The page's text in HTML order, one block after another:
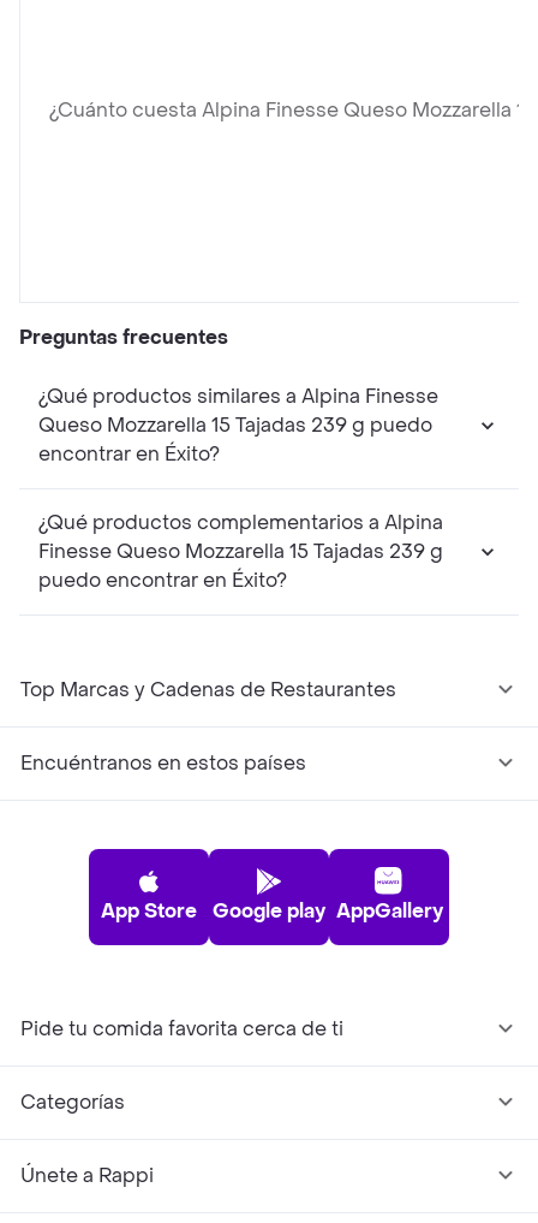
¿Cuánto cuesta Alpina Finesse Queso Mozzarella
Preguntas frecuentes
¿Qué productos similares a Alpina Finesse
Queso Mozzarella 15 Tajadas 239 g puedo
encontrar en Éxito?
¿Qué productos complementarios a Alpina
Finesse Queso Mozzarella 15 Tajadas 239 g
puedo encontrar en Éxito?
Top Marcas y Cadenas de Restaurantes
Encuéntranos en estos países
App Store Google play AppGallery
Pide tu comida favorita cerca de ti
Categorías
Únete a Rappi